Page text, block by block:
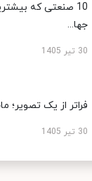
10 صنعتی که
جها...
30 تیر 1405
فراتر از یک تصویر؛
30 تیر 1405